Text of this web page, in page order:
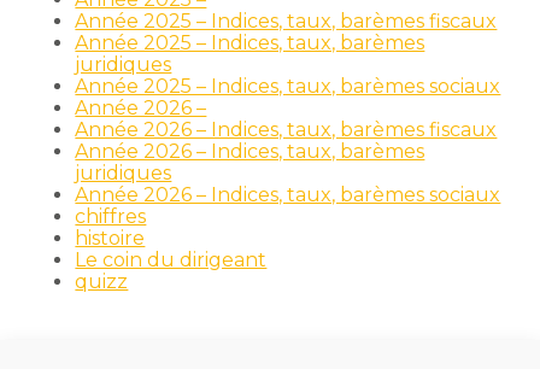
Année 2025 – Indices, taux, barèmes fiscaux
Année 2025 – Indices, taux, barèmes
juridiques
Année 2025 – Indices, taux, barèmes sociaux
Année 2026 –
Année 2026 – Indices, taux, barèmes fiscaux
Année 2026 – Indices, taux, barèmes
juridiques
Année 2026 – Indices, taux, barèmes sociaux
chiffres
histoire
Le coin du dirigeant
quizz